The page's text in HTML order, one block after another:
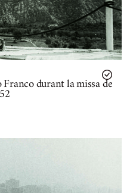
durant la missa de